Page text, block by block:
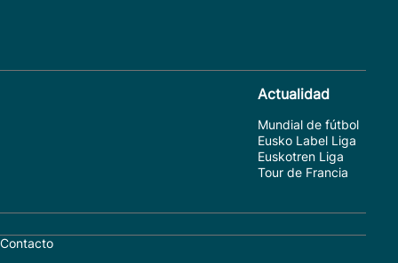
Actualidad
Mundial de fútbol
Eusko Label Liga
Euskotren Liga
Tour de Francia
Contacto